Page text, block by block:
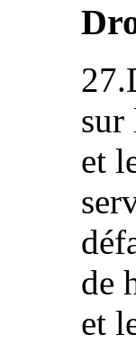
sur
et
de
et